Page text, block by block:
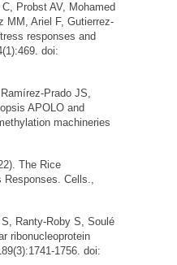
Probst AV, Mohamed
MM, Ariel F, Gutierrez-
responses and
doi:
Prado JS,
APOLO and
machineries
The Rice
Cells.,
Ranty-Roby S, Soulé
ribonucleoprotein
1756. doi: